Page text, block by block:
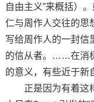
自由主义”来概括）
仁与周作人交往的思
写给周作人的一封信
的信从者。……在消
的意义，有些近于新
正是因为有着这样